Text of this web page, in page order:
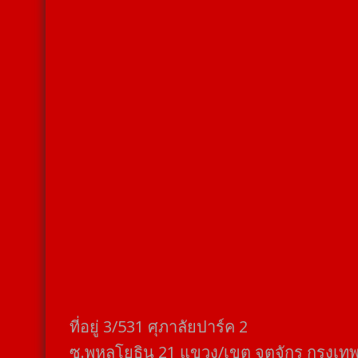
ที่อยู่​ 3/531​ ศุภาลัยปาร์ค​ 2
ซ.พหลโยธิน​ 21​ แขวง/เขต​ จตุจักร​ กรุงเท